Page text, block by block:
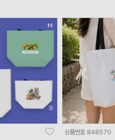
상품번호 848570